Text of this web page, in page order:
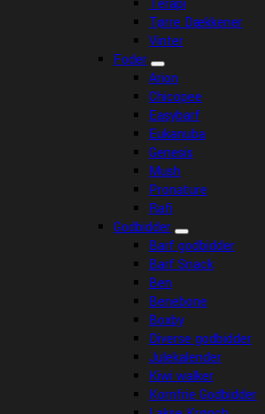
Tørre Dækkener
Vinter
Foder
Arion
Chicopee
Easybarf
Eukanuba
Genesis
Mush
Pronature
Rafi
Godbidder
Barf godbidder
Barf Snack
Ben
Benebone
Boxby
Diverse godbidder
Julekalender
Kiwi walker
Kornfrie Godbidder